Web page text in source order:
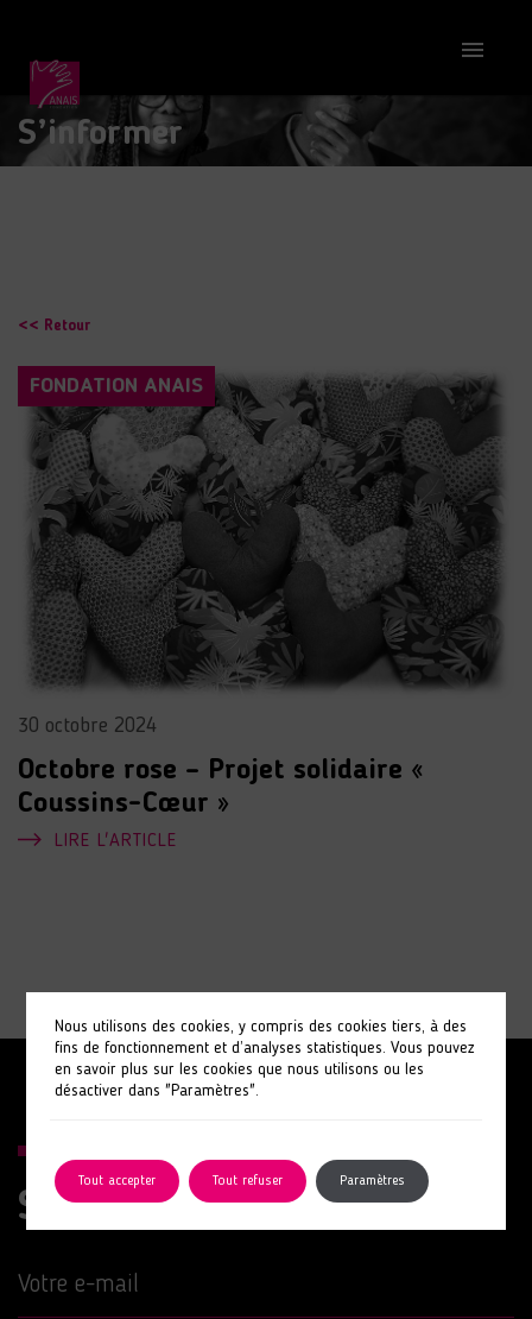

S’informer
<< Retour
FONDATION ANAIS
30 octobre 2024
Octobre rose – Projet solidaire «
Coussins-Cœur »
LIRE L'ARTICLE
Suivez nos actions
Votre e-mail
Nous utilisons des cookies, y compris des cookies tiers, à des
fins de fonctionnement et d’analyses statistiques. Vous pouvez
en savoir plus sur les cookies que nous utilisons ou les
désactiver dans "Paramètres".
Tout accepter Tout refuser Paramètres